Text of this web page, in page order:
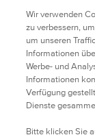
FAQ
Wir verwenden
zu verbessern,
um unseren
Informationen
Werbe- und
Informationen
Verfügung
Dienste
Bitte klicken Sie